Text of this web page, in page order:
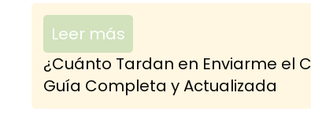
Leer más
¿Cuánto Tardan en Enviarme el
Guía Completa y Actualizada